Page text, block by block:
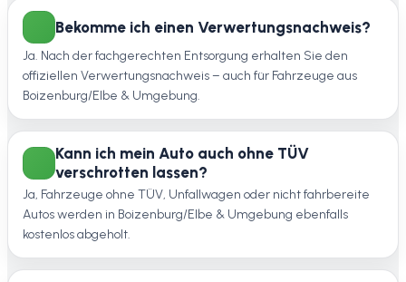
Bekomme ich einen Verwertungsnachweis?
Ja. Nach der fachgerechten Entsorgung erhalten Sie den
offiziellen Verwertungsnachweis – auch für Fahrzeuge aus
Boizenburg/Elbe & Umgebung.
Kann ich mein Auto auch ohne TÜV
verschrotten lassen?
Ja, Fahrzeuge ohne TÜV, Unfallwagen oder nicht fahrbereite
Autos werden in Boizenburg/Elbe & Umgebung ebenfalls
kostenlos abgeholt.